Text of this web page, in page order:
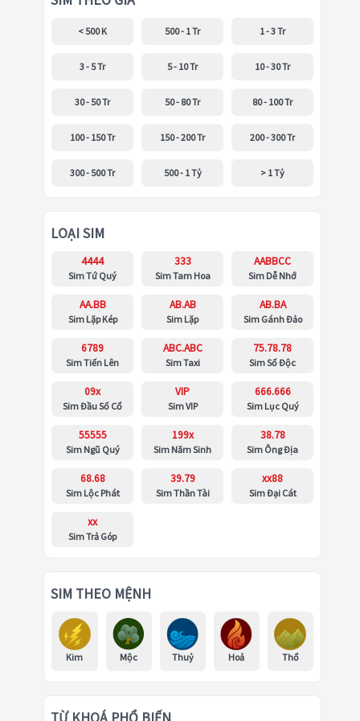
< 500 K 500 - 1 Tr 1 - 3 Tr
3 - 5 Tr 5 - 10 Tr 10 - 30 Tr
30 - 50 Tr 50 - 80 Tr 80 - 100 Tr
100 - 150 Tr 150 - 200 Tr 200 - 300 Tr
300 - 500 Tr 500 - 1 Tỷ > 1 Tỷ
LOẠI SIM
4444
Sim Tứ Quý
333
Sim Tam Hoa
AABBCC
Sim Dễ Nhớ
AA.BB
Sim Lặp Kép
AB.AB
Sim Lặp
AB.BA
Sim Gánh Đảo
6789
Sim Tiến Lên
ABC.ABC
Sim Taxi
75.78.78
Sim Số Độc
09x
Sim Đầu Số Cổ
VIP
Sim VIP
666.666
Sim Lục Quý
55555
Sim Ngũ Quý
199x
Sim Năm Sinh
38.78
Sim Ông Địa
68.68
Sim Lộc Phát
39.79
Sim Thần Tài
xx88
Sim Đại Cát
xx
Sim Trả Góp
SIM THEO MỆNH
Kim Mộc Thuỷ Hoả Thổ